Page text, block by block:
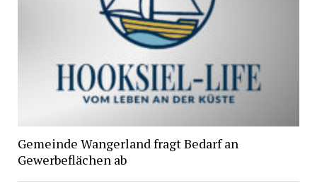
Gemeinde Wangerland fragt Bedarf an
Gewerbeflächen ab